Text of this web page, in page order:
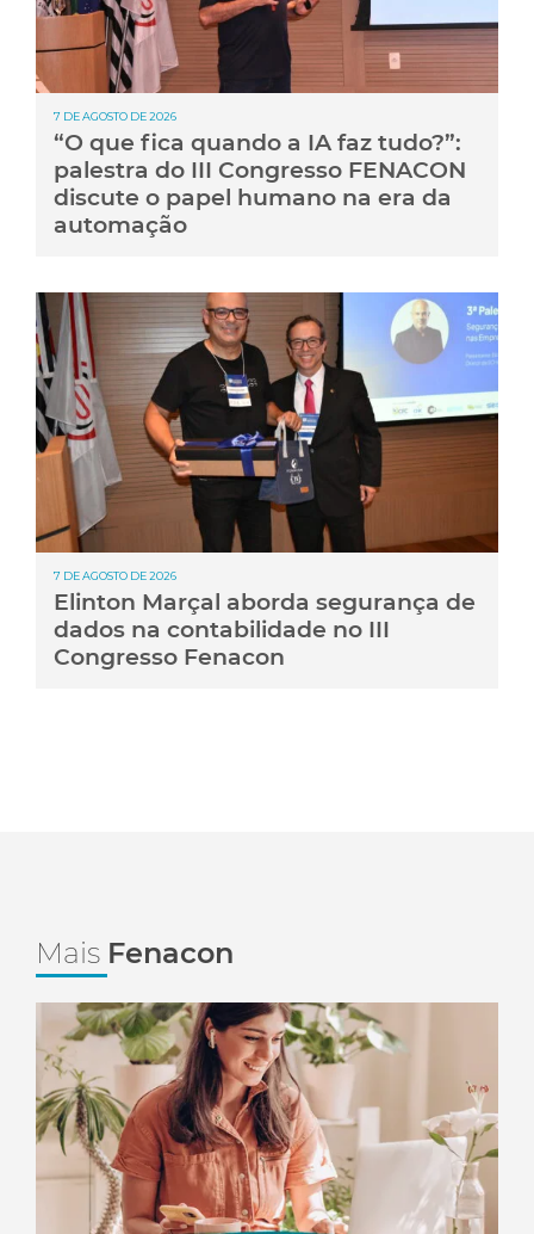
7 DE AGOSTO DE 2026
“O que fica quando a IA faz tudo?”:
palestra do III Congresso FENACON
discute o papel humano na era da
automação
7 DE AGOSTO DE 2026
Elinton Marçal aborda segurança de
dados na contabilidade no III
Congresso Fenacon
Mais Fenacon